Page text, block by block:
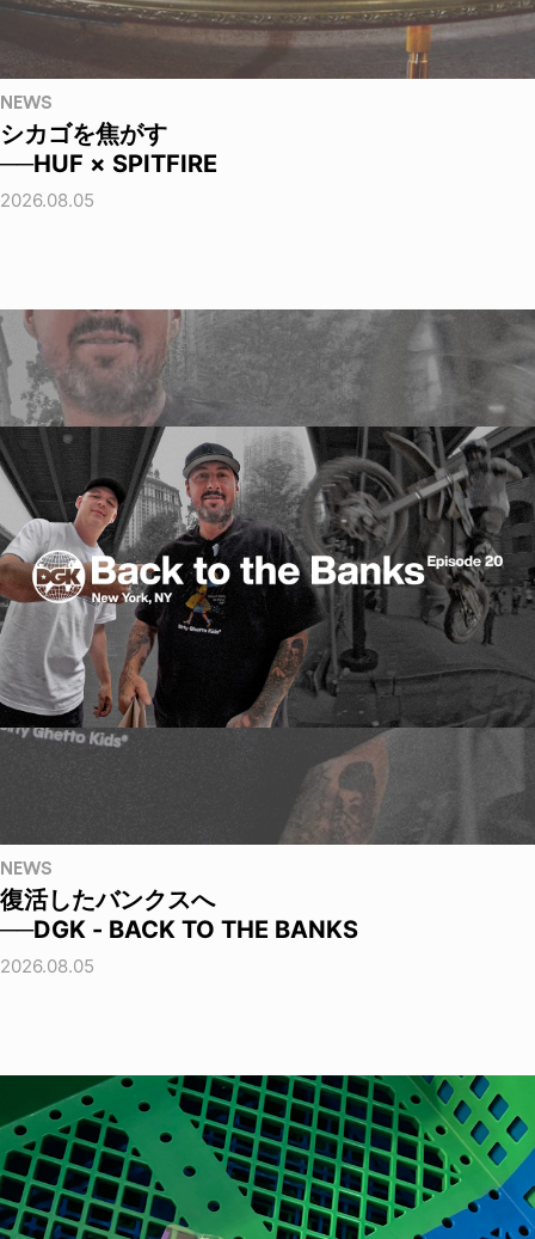
NEWS
シカゴを焦がす
──HUF × SPITFIRE
2026.08.05
NEWS
復活したバンクスへ
──DGK - BACK TO THE BANKS
2026.08.05